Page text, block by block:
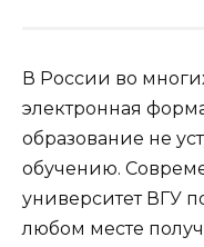
В России во
электронная
образование не
обучению.
университет ВГУ
любом месте